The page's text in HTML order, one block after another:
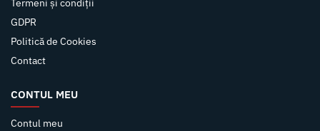
Termeni și condiții
GDPR
Politică de Cookies
Contact
CONTUL MEU
Contul meu